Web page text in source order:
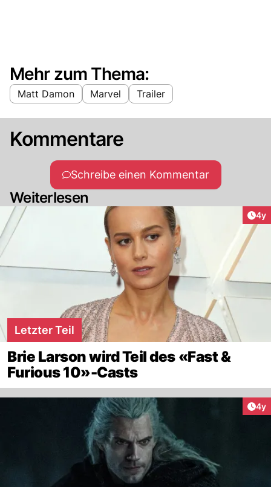
Mehr zum Thema:
Matt Damon Marvel Trailer
Kommentare
Schreibe einen Kommentar
Weiterlesen
4y
Letzter Teil
Brie Larson wird Teil des «Fast &
Furious 10»-Casts
4y